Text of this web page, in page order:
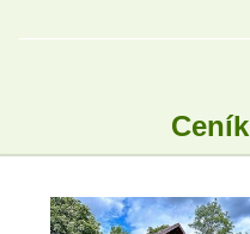
Ceník